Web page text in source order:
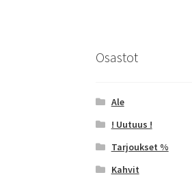
Osastot
Ale
! Uutuus !
Tarjoukset %
Kahvit